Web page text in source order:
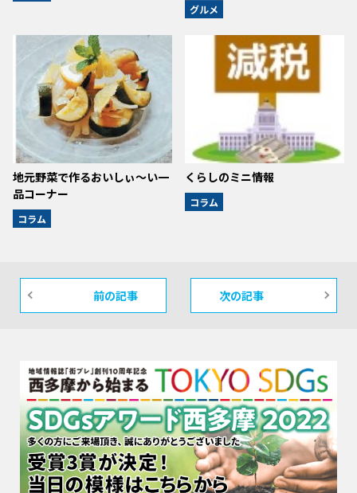
グルメ
地元野菜で作るおいしぃ～い一
品コーナー
コラム
くらしのミニ情報
コラム
前の記事 次の記事